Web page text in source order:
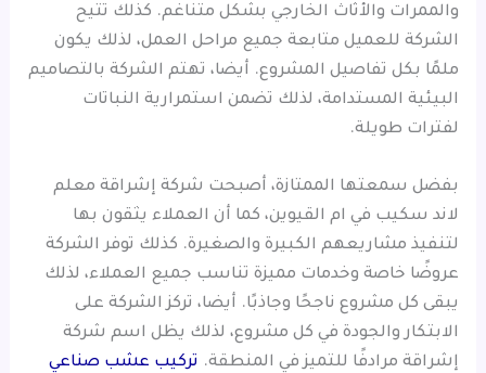
والممرات والأثاث الخارجي بشكل متناغم. كذلك تتيح
الشركة للعميل متابعة جميع مراحل العمل، لذلك يكون
ملمًا بكل تفاصيل المشروع. أيضا، تهتم الشركة بالتصاميم
البيئية المستدامة، لذلك تضمن استمرارية النباتات
لفترات طويلة.
بفضل سمعتها الممتازة، أصبحت شركة إشراقة معلم
لاند سكيب في ام القيوين، كما أن العملاء يثقون بها
لتنفيذ مشاريعهم الكبيرة والصغيرة. كذلك توفر الشركة
عروضًا خاصة وخدمات مميزة تناسب جميع العملاء، لذلك
يبقى كل مشروع ناجحًا وجاذبًا. أيضا، تركز الشركة على
الابتكار والجودة في كل مشروع، لذلك يظل اسم شركة
إشراقة مرادفًا للتميز في المنطقة. تركيب عشب صناعي